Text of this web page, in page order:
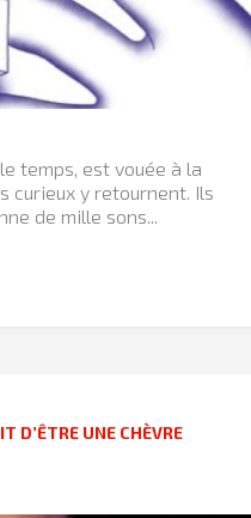
temps, est vouée à la
curieux y retournent. Ils
de mille sons...
D’ÊTRE UNE CHÈVRE